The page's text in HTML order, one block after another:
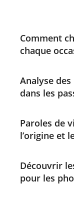
Comment
chaque
Analyse
dans les
Paroles de
l’origine et
Découvrir
pour les